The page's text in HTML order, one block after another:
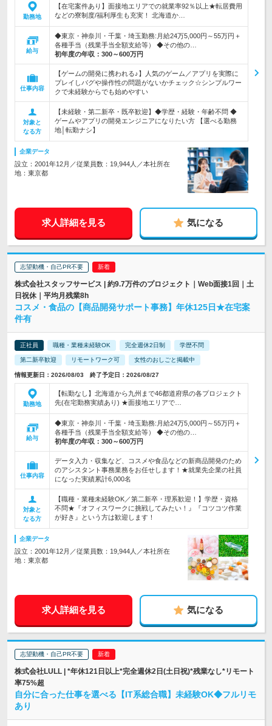
勤務地
【在宅案件あり】面接地エリアでの就業率92％以上★転居費用
などの寮制度/福利厚生も充実！ 北海道か…
給与
◆東京・神奈川・千葉・埼玉勤務:月給24万5,000円～55万円＋
各種手当（残業手当全額支給等） ◆その他の…
初年度の年収： 300～600万円
仕事内容
【ゲームの開発に携われる♪】人気のゲーム／アプリを実際に
プレイしバグや操作性の問題がないかチェック☆シンプルワー
クで未経験からでも始めやすい
対象と
なる方
【未経験・第二新卒・既卒歓迎】◆学歴・経験・年齢不問 ◆
ゲームやアプリの開発エンジニアになりたい方 【選べる勤務
地│転勤ナシ】
企業データ
設立：2001年12月／従業員数：19,944人／本社所在
地：東京都
求人詳細を見る 気になる
志望動機・自己PR不要
株式会社スタッフサービス | 約9.7万件のプロジェクト｜Web面接1回｜土
日祝休｜平均月残業8h
コスメ・食品の【商品開発サポート事務】年休125日★在宅案
件有
正社員 職種・業種未経験OK 完全週休2日制 学歴不問
第二新卒歓迎 リモートワーク可 女性のおしごと掲載中
情報更新日：2026/08/03 終了予定日：2026/08/27
勤務地
【転勤なし】北海道から九州まで46都道府県の各プロジェクト
先(在宅勤務実績あり) ★面接地エリアで…
給与
◆東京・神奈川・千葉・埼玉勤務:月給24万5,000円～55万円＋
各種手当（残業手当全額支給等） ◆その他の…
初年度の年収： 300～600万円
仕事内容
データ入力・収集など、コスメや食品などの新商品開発のため
のアシスタント事務業務をお任せします！★就業先企業の社員
になった実績累計6,000名
対象と
なる方
【職種・業種未経験OK／第二新卒・理系歓迎！】学歴・資格
不問★『オフィスワークに挑戦してみたい！』『コツコツ作業
が好き』という方は歓迎します！
企業データ
設立：2001年12月／従業員数：19,944人／本社所在
地：東京都
求人詳細を見る 気になる
志望動機・自己PR不要
株式会社LULL | *年休121日以上*完全週休2日(土日祝)*残業なし*リモート
率75%超
自分に合った仕事を選べる【IT系総合職】未経験OK◆フルリモ
あり